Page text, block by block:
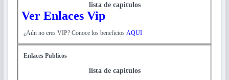
lista de capitulos
Ver Enlaces Vip
¿Aún no eres VIP? Conoce los beneficios AQUI
Enlaces Publicos
lista de capitulos